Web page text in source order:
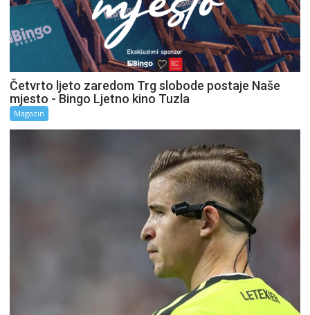
Četvrto ljeto zaredom Trg slobode postaje Naše
mjesto - Bingo Ljetno kino Tuzla
Magazin